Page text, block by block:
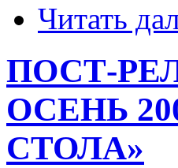
Читать
ПОСТ-
ОСЕНЬ
СТОЛА»